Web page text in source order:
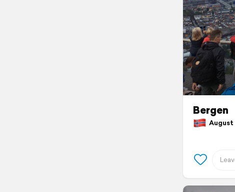
Bergen
August